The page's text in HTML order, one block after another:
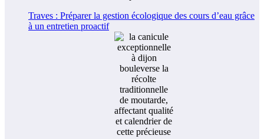
Traves : Préparer la gestion écologique des cours d’eau grâce
à un entretien proactif